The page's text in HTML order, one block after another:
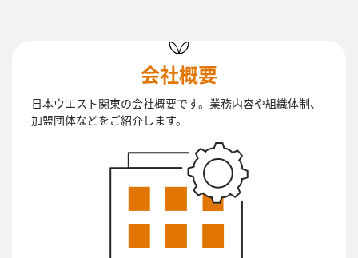
会社概要
日本ウエスト関東の会社概要です。業務内容や組織体制、
加盟団体などをご紹介します。